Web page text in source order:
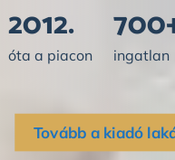
2012.
óta a piacon ingatlan
Tovább a kiadó